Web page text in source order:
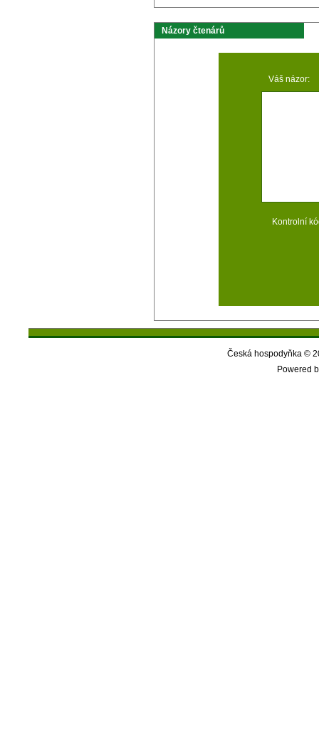
Názory čtenárů
Váš názor:
Kontrolní
Česká hospodyňka ©
Powered